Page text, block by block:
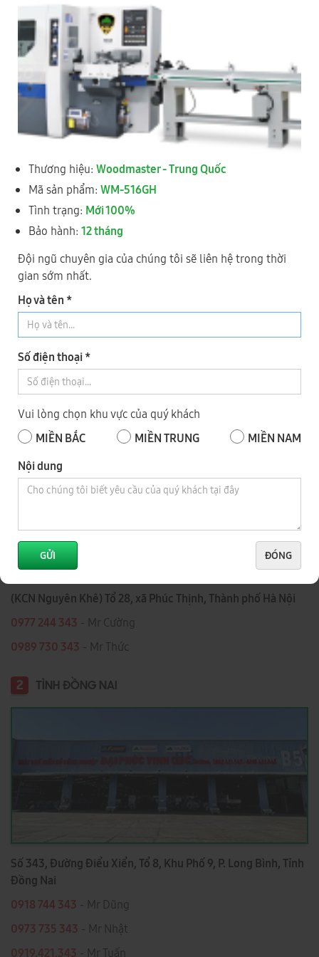
Thương hiệu: Woodmaster - Trung Quốc
Mã sản phẩm: WM-516GH
Tình trạng: Mới 100%
Bảo hành: 12 tháng
Đội ngũ chuyên gia của chúng tôi sẽ liên hệ trong thời
gian sớm nhất.
Họ và tên *
Số điện thoại *
Vui lòng chọn khu vực của quý khách
MIỀN BẮC
MIỀN TRUNG
MIỀN NAM
Nội dung
GỬI ĐÓNG
WM-618
MÁY BÀO 4 MẶT 6 DAO ( Inverter ) WM-618
Hệ thống Showroom - Bảo Hành
ĐẠI PHÚC VINH CNCToàn Quốc
1 TP HÀ NỘI
(KCN Nguyên Khê) Tổ 28, xã Phúc Thịnh, Thành phố Hà Nội
0977 244 343 - Mr Cường
0989 730 343 - Mr Thức
2 TỈNH ĐỒNG NAI
Số 343, Đường Điểu Xiển, Tổ 8, Khu Phố 9, P. Long Bình, Tỉnh
Đồng Nai
0918 744 343 - Mr Dũng
0973 735 343 - Mr Nhật
0919.421.343 ​​​​​​ - Mr Tuấn